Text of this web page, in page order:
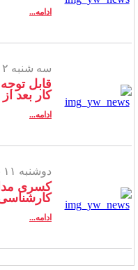
ادامه...
سه شنبه ۱۲ بهمن ۱۳۹۵ -
قابل
کار بعد از
ادامه...
دوشنبه ۱۱ بهمن ۱۳۹۵ -
کسری
کارشناسی
ادامه...